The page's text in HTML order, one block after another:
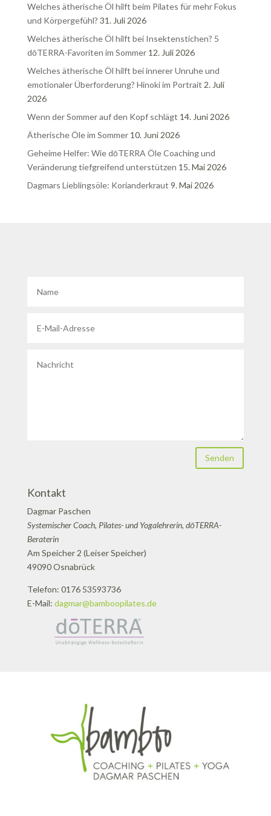
Welches ätherische Öl hilft beim Pilates für mehr Fokus
und Körpergefühl? 31. Juli 2026
Welches ätherische Öl hilft bei Insektenstichen? 5
dōTERRA-Favoriten im Sommer 12. Juli 2026
Welches ätherische Öl hilft bei innerer Unruhe und
emotionaler Überforderung? Hinoki im Portrait 2. Juli
2026
Wenn der Sommer auf den Kopf schlägt 14. Juni 2026
Ätherische Öle im Sommer 10. Juni 2026
Geheime Helfer: Wie dōTERRA Öle Coaching und
Veränderung tiefgreifend unterstützen 15. Mai 2026
Dagmars Lieblingsöle: Korianderkraut 9. Mai 2026
Senden
Kontakt
Dagmar Paschen
Systemischer Coach, Pilates- und Yogalehrerin, dōTERRA-
Beraterin
Am Speicher 2 (Leiser Speicher)
49090 Osnabrück
Telefon: 0176 53593736
E-Mail: dagmar@bamboopilates.de